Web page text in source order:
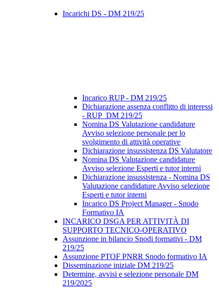
Incarichi DS - DM 219/25
Incarico RUP - DM 219/25
Dichiarazione assenza conflitto di interessi
- RUP_DM 219/25
Nomina DS Valutazione candidature
Avviso selezione personale per lo
svolgimento di attività operative
Dichiarazione insussistenza DS Valutatore
Nomina DS Valutazione candidature
Avviso selezione Esperti e tutor interni
Dichiarazione insussistenza - Nomina DS
Valutazione candidature Avviso selezione
Esperti e tutor interni
Incarico DS Project Manager - Snodo
Formativo IA
INCARICO DSGA PER ATTIVITÀ DI
SUPPORTO TECNICO-OPERATIVO
Assunzione in bilancio Snodi formativi - DM
219/25
Assunzione PTOF PNRR Snodo formativo IA
Disseminazione iniziale DM 219/25
Determine, avvisi e selezione personale DM
219/2025